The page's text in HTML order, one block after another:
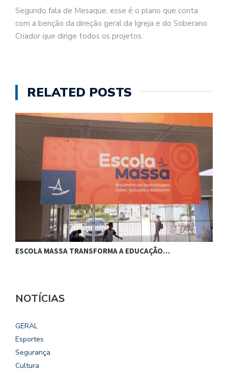
Segundo fala de Mesaque, esse é o plano que conta
com a benção da direção geral da Igreja e do Soberano
Criador que dirige todos os projetos.
RELATED POSTS
ESCOLA MASSA TRANSFORMA A EDUCAÇÃO…
NOTÍCIAS
GERAL
Esportes
Segurança
Cultura